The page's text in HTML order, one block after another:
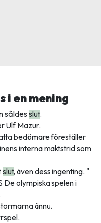
i en mening
såldes slut.
Ulf Mazur.
bedömare föreställer
interna maktstrid som
slut, även dess ingenting. "
De olympiska spelen i
ännu.